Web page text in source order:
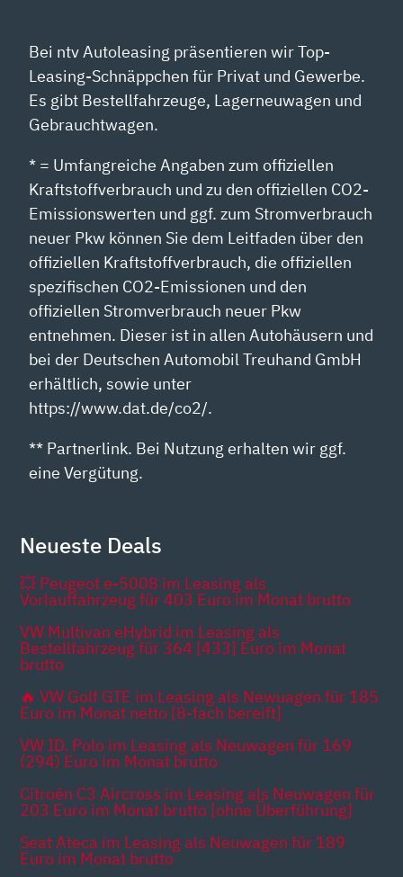
Bei ntv Autoleasing präsentieren wir Top-
Leasing-Schnäppchen für Privat und Gewerbe.
Es gibt Bestellfahrzeuge, Lagerneuwagen und
Gebrauchtwagen.
* = Umfangreiche Angaben zum offiziellen
Kraftstoffverbrauch und zu den offiziellen CO2-
Emissionswerten und ggf. zum Stromverbrauch
neuer Pkw können Sie dem Leitfaden über den
offiziellen Kraftstoffverbrauch, die offiziellen
spezifischen CO2-Emissionen und den
offiziellen Stromverbrauch neuer Pkw
entnehmen. Dieser ist in allen Autohäusern und
bei der Deutschen Automobil Treuhand GmbH
erhältlich, sowie unter
https://www.dat.de/co2/.
** Partnerlink. Bei Nutzung erhalten wir ggf.
eine Vergütung.
Neueste Deals
💥 Peugeot e-5008 im Leasing als
Vorlauffahrzeug für 403 Euro im Monat brutto
VW Multivan eHybrid im Leasing als
Bestellfahrzeug für 364 [433] Euro im Monat
brutto
🔥 VW Golf GTE im Leasing als Newuagen für 185
Euro im Monat netto [8-fach bereift]
VW ID. Polo im Leasing als Neuwagen für 169
(294) Euro im Monat brutto
Citroën C3 Aircross im Leasing als Neuwagen für
203 Euro im Monat brutto [ohne Überführung]
Seat Ateca im Leasing als Neuwagen für 189
Euro im Monat brutto